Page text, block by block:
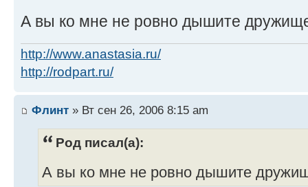
А вы ко мне не ровно дышите
http://www.anastasia.ru/
http://rodpart.ru/
Флинт » Вт сен 26, 2006 8:15 am
Род писал(а):
А вы ко мне не ровно дышите